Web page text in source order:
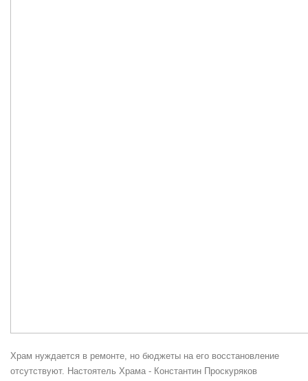
Храм нуждается в ремонте, но бюджеты на его восстановление
отсутствуют. Настоятель Храма - Константин Проскуряков